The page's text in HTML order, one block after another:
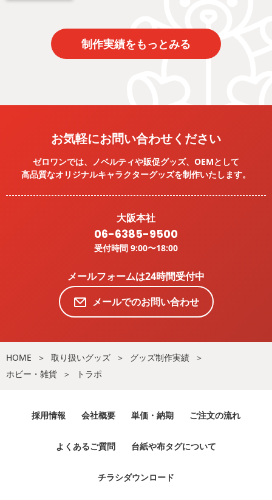
制作実績をもっとみる
お気軽にお問い合わせください
ゼロワンでは、ノベルティや販促グッズ、OEMとして
高品質なオリジナルキャラクターグッズを制作いたします。
大阪本社
06-6385-9500
受付時間 9:00〜18:00
メールフォームは24時間受付中
メールでのお問い合わせ
HOME 取り扱いグッズ
グッズ制作実績
ホビー・雑貨
トラポ
採用情報 会社概要 単価・納期 ご注文の流れ
よくあるご質問 台紙や布タグについて
チラシダウンロード